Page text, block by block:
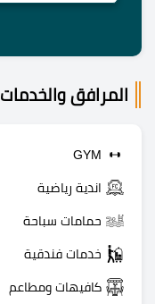
المرافق والخدمات
GYM
اندية رياضية
حمامات سباحة
خدمات فندقية
كافيهات ومطاعم